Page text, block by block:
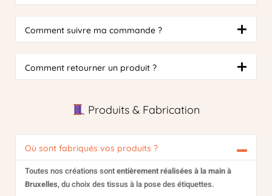
Comment suivre ma commande ?
Comment retourner un produit ?
Produits & Fabrication
Où sont fabriqués vos produits ?
Toutes nos créations sontentièrement réalisées à la main à
Bruxelles, du choix des tissus à la pose des étiquettes.